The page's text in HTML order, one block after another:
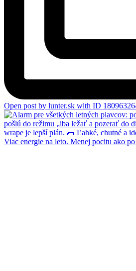
Open post by lunter.sk with ID